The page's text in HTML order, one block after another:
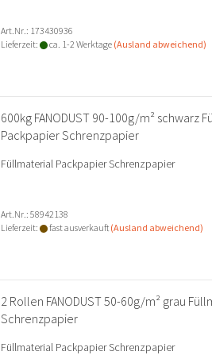
Art.Nr.: 173430936
Lieferzeit:
ca. 1-2 Werktage (Ausland abweichend)
600kg FANODUST 90-100g/m² schwarz
Packpapier Schrenzpapier
Füllmaterial Packpapier Schrenzpapier
Art.Nr.: 58942138
Lieferzeit:
fast ausverkauft (Ausland abweichend)
2 Rollen FANODUST 50-60g/m² grau
Schrenzpapier
Füllmaterial Packpapier Schrenzpapier